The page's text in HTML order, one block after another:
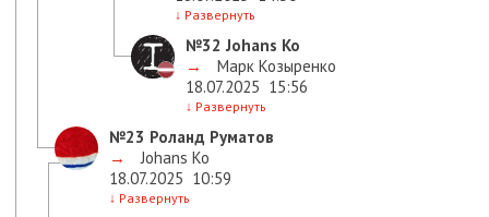
↓ Развернуть
№32 Johans Ko
→
Марк Козыренко
18.07.2025 15:56
↓ Развернуть
№23 Роланд Руматов
→
Johans Ko
18.07.2025 10:59
↓ Развернуть